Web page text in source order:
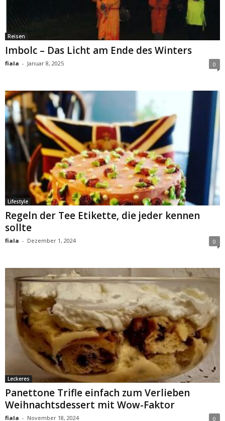
Reisen
Imbolc – Das Licht am Ende des Winters
fiala - Januar 8, 2025 0
Lifestyle
Regeln der Tee Etikette, die jeder kennen
sollte
fiala - Dezember 1, 2024 0
Leckeres
Panettone Trifle einfach zum Verlieben
Weihnachtsdessert mit Wow-Faktor
fiala - November 18, 2024 0